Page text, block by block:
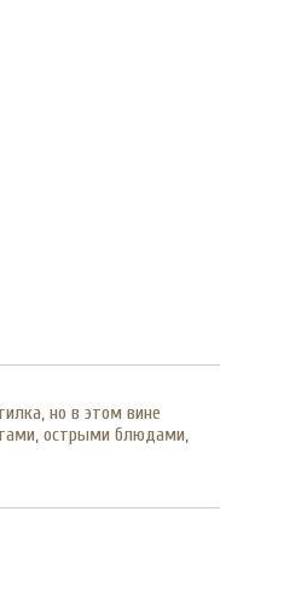
но в этом вине
острыми блюдами,